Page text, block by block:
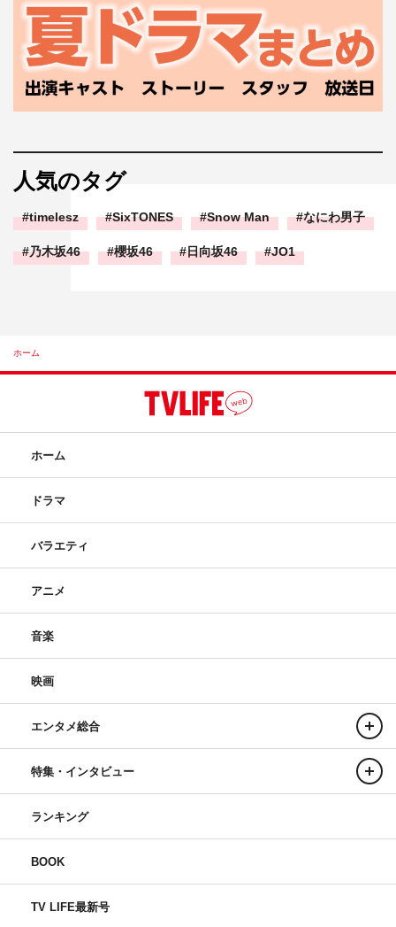
人気のタグ
timelesz SixTONES Snow Man なにわ男子
乃木坂46 櫻坂46 日向坂46 JO1
ホーム
ホーム
ドラマ
バラエティ
アニメ
音楽
映画
エンタメ総合
特集・インタビュー
ランキング
BOOK
TV LIFE最新号